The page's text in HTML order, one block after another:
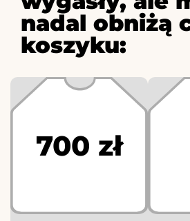
nadal obniżą
koszyku:
700 zł